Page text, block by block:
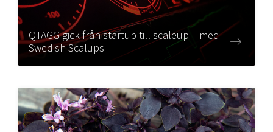
QTAGG gick från startup till scaleup – med
Swedish Scalups